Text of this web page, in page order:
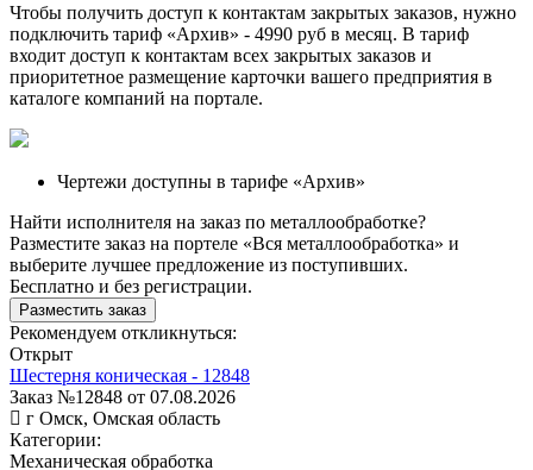
Чтобы получить доступ к контактам закрытых заказов, нужно
подключить тариф «Архив» - 4990 руб в месяц. В тариф
входит доступ к контактам всех закрытых заказов и
приоритетное размещение карточки вашего предприятия в
каталоге компаний на портале.
Чертежи доступны в тарифе «Архив»
Найти исполнителя на заказ по металлообработке?
Разместите заказ на портеле «Вся металлообработка» и
выберите лучшее предложение из поступивших.
Бесплатно и без регистрации.
Разместить заказ
Рекомендуем откликнуться:
Открыт
Шестерня коническая - 12848
Заказ №12848 от 07.08.2026
г Омск, Омская область
Категории:
Механическая обработка